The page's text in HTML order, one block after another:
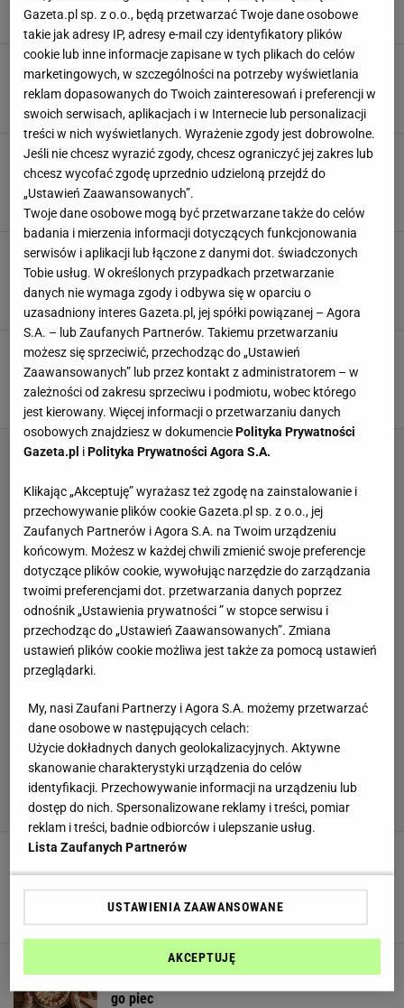
CIASTO DESERY JAGODY
Sernik na zimno z mojego dzieciństwa.
Najlepsze ciasto z galaretką i owocami
CIASTO DESERY DESERY Z OWOCAMI
Bądź fit, ale zjedz ulubiony sernik. Nie
znajdziesz nic lepszego i zdrowszego do po
obiadowej kawki
DESERY DIETA FIT PRZEPIS
Ten sernik na zimno pasuje na każdą okazję i
jest ekspresowy. Zawsze dodaję owoce i
kolorowy dodatek
CIASTO BEZ PIECZENIA DOMOWE CIASTA MASCARPONE
Sernik z tych serków to hit każdej rodzinnej
imprezy. Rąk wystawionych po dokładkę nie
brakuje
PRZEPIS NA SERNIK PRZEPISY KULINARNE SERNIK
inaczej
CIASTO DESER GRUSZKI
Sernik Kinder Bueno jest o niebo lepszy od
go piec
Gazeta.pl sp. z o.o., będą przetwarzać Twoje dane osobowe
takie jak adresy IP, adresy e-mail czy identyfikatory plików
cookie lub inne informacje zapisane w tych plikach do celów
marketingowych, w szczególności na potrzeby wyświetlania
reklam dopasowanych do Twoich zainteresowań i preferencji w
swoich serwisach, aplikacjach i w Internecie lub personalizacji
treści w nich wyświetlanych. Wyrażenie zgody jest dobrowolne.
Jeśli nie chcesz wyrazić zgody, chcesz ograniczyć jej zakres lub
chcesz wycofać zgodę uprzednio udzieloną przejdź do
„Ustawień Zaawansowanych”.
Twoje dane osobowe mogą być przetwarzane także do celów
badania i mierzenia informacji dotyczących funkcjonowania
serwisów i aplikacji lub łączone z danymi dot. świadczonych
Tobie usług. W określonych przypadkach przetwarzanie
danych nie wymaga zgody i odbywa się w oparciu o
uzasadniony interes Gazeta.pl, jej spółki powiązanej – Agora
S.A. – lub Zaufanych Partnerów. Takiemu przetwarzaniu
możesz się sprzeciwić, przechodząc do „Ustawień
Zaawansowanych” lub przez kontakt z administratorem – w
zależności od zakresu sprzeciwu i podmiotu, wobec którego
jest kierowany. Więcej informacji o przetwarzaniu danych
osobowych znajdziesz w dokumenciePolityka Prywatności
Gazeta.pl iPolityka Prywatności Agora S.A.
Klikając „Akceptuję” wyrażasz też zgodę na zainstalowanie i
przechowywanie plików cookie Gazeta.pl sp. z o.o., jej
Zaufanych Partnerów i Agora S.A. na Twoim urządzeniu
końcowym. Możesz w każdej chwili zmienić swoje preferencje
dotyczące plików cookie, wywołując narzędzie do zarządzania
twoimi preferencjami dot. przetwarzania danych poprzez
odnośnik „Ustawienia prywatności ” w stopce serwisu i
przechodząc do „Ustawień Zaawansowanych”. Zmiana
ustawień plików cookie możliwa jest także za pomocą ustawień
przeglądarki.
My, nasi Zaufani Partnerzy i Agora S.A. możemy przetwarzać
dane osobowe w następujących celach:
Użycie dokładnych danych geolokalizacyjnych. Aktywne
skanowanie charakterystyki urządzenia do celów
identyfikacji. Przechowywanie informacji na urządzeniu lub
dostęp do nich. Spersonalizowane reklamy i treści, pomiar
reklam i treści, badnie odbiorców i ulepszanie usług.
Lista Zaufanych Partnerów
USTAWIENIA ZAAWANSOWANE
AKCEPTUJĘ